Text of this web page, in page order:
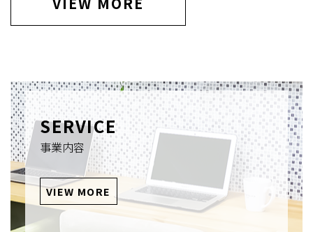
SERVICE
事業内容
VIEW MORE